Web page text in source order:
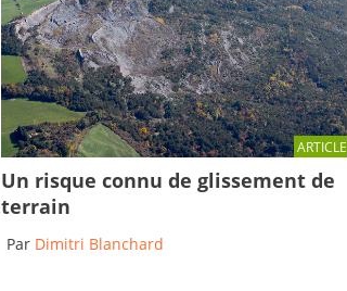
ARTICLE
Un risque connu de glissement de
terrain
Par Dimitri Blanchard